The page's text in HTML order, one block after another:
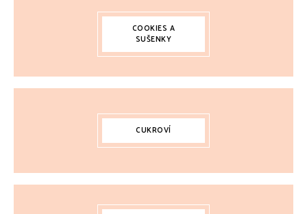
COOKIES A
SUŠENKY
CUKROVÍ